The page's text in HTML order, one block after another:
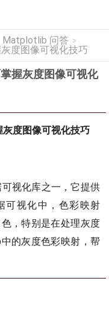
Matplotlib 问答 >
度图像可视化技巧
握灰度图像可视化
度图像可视化技巧
视化库之一，它提供
可视化中，色彩映射
，特别是在处理灰度
的灰度色彩映射，帮